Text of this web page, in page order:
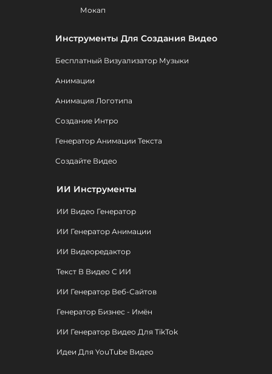
Мокап
Инструменты Для Создания Видео
Бесплатный Визуализатор Музыки
Анимации
Анимация Логотипа
Создание Интро
Генератор Анимации Текста
Создайте Видео
ИИ Инструменты
ИИ Видео Генератор
ИИ Генератор Анимации
ИИ Видеоредактор
Текст В Видео С ИИ
ИИ Генератор Веб-Сайтов
Генератор Бизнес - Имён
ИИ Генератор Видео Для TikTok
Идеи Для YouTube Видео